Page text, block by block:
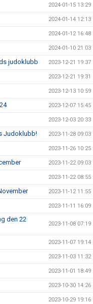
2024-01-15 13:29
2024-01-14 12:13
2024-01-12 16:48
2024-01-10 21:03
judoklubb 2023-12-21 19:37
2023-12-21 19:31
2023-12-13 10:59
2023-12-07 15:45
2023-12-03 20:33
Judoklubb! 2023-11-28 09:03
2023-11-26 10:25
2023-11-22 09:03
2023-11-22 08:55
2023-11-12 11:55
2023-11-11 16:09
den 22
2023-11-08 07:19
2023-11-07 19:14
2023-11-03 11:32
2023-11-01 18:49
2023-10-30 14:26
2023-10-29 19:16